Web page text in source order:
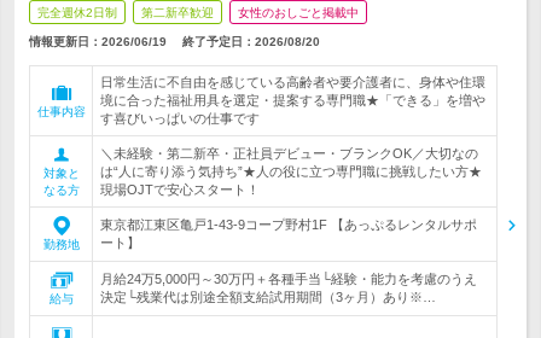
完全週休2日制 第二新卒歓迎 女性のおしごと掲載中
情報更新日：2026/06/19 終了予定日： 2026/08/20
仕事内容
日常生活に不自由を感じている高齢者や要介護者に、身体や住環
境に合った福祉用具を選定・提案する専門職★「できる」を増や
す喜びいっぱいの仕事です
対象と
なる方
＼未経験・第二新卒・正社員デビュー・ブランクOK／大切なの
は“人に寄り添う気持ち”★人の役に立つ専門職に挑戦したい方★
現場OJTで安心スタート！
勤務地
東京都江東区亀戸1-43-9コープ野村1F 【あっぷるレンタルサポ
ート】
給与
月給24万5,000円～30万円＋各種手当└経験・能力を考慮のうえ
決定└残業代は別途全額支給試用期間（3ヶ月）あり※…